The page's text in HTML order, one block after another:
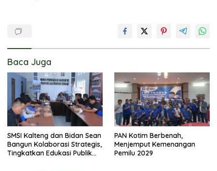
Baca Juga
SMSI Kalteng dan Bidan Sean
Bangun Kolaborasi Strategis,
Tingkatkan Edukasi Publik
PAN Kotim Berbenah,
Menjemput Kemenangan
Pemilu 2029